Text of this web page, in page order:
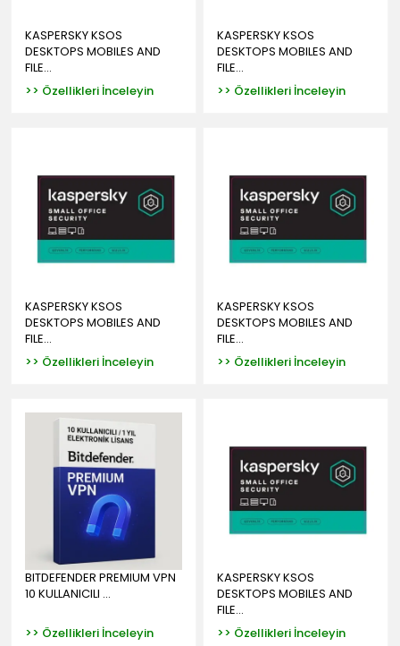
KASPERSKY KSOS
DESKTOPS MOBILES AND
FILE...
>> Özellikleri İnceleyin
KASPERSKY KSOS
DESKTOPS MOBILES AND
FILE...
>> Özellikleri İnceleyin
KASPERSKY KSOS
DESKTOPS MOBILES AND
FILE...
>> Özellikleri İnceleyin
KASPERSKY KSOS
DESKTOPS MOBILES AND
FILE...
>> Özellikleri İnceleyin
BITDEFENDER PREMIUM VPN
10 KULLANICILI ...
>> Özellikleri İnceleyin
KASPERSKY KSOS
DESKTOPS MOBILES AND
FILE...
>> Özellikleri İnceleyin